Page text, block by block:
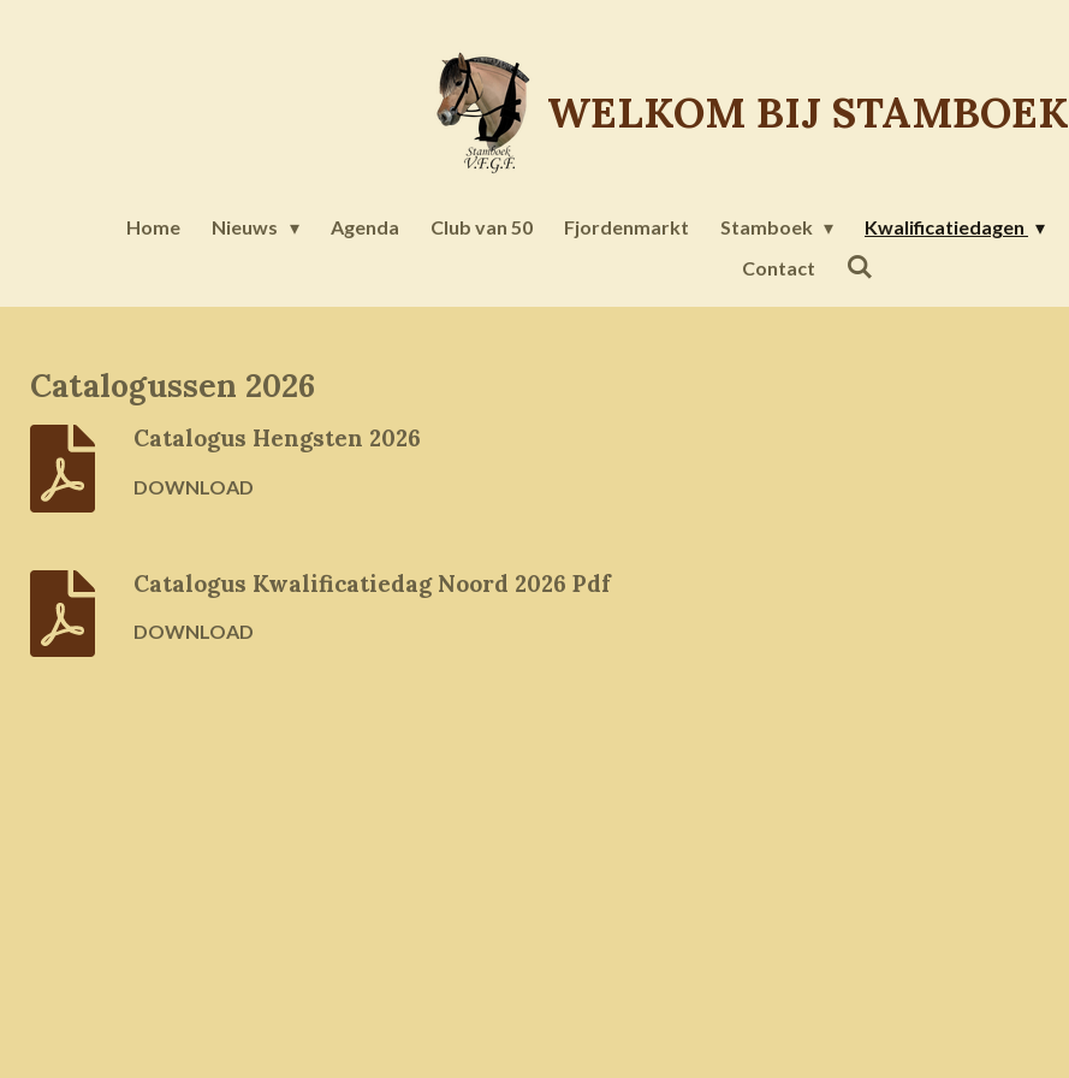
WELKOM BIJ STAMBOEK
Home Nieuws Agenda Club van 50 Fjordenmarkt Stamboek Kwalificatiedagen
Contact
Catalogussen 2026
Catalogus Hengsten 2026
DOWNLOAD
Catalogus Kwalificatiedag Noord 2026 Pdf
DOWNLOAD